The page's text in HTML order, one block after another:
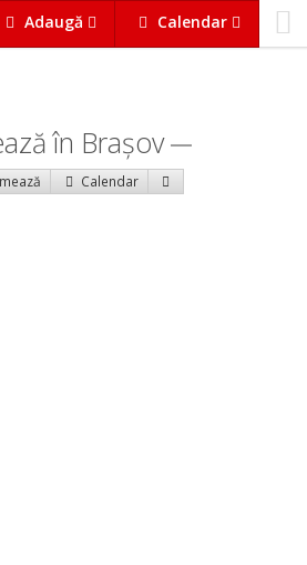
Adaugă Calendar
în Braşov
Calendar